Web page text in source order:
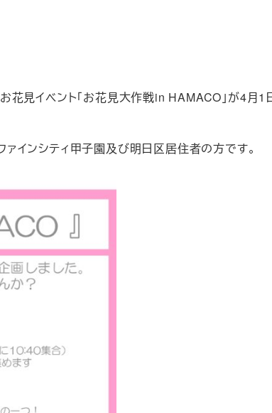
花見イベント「お花見大作戦in HAMACO」が4月1
インシティ甲子園及び明日区居住者の方です。